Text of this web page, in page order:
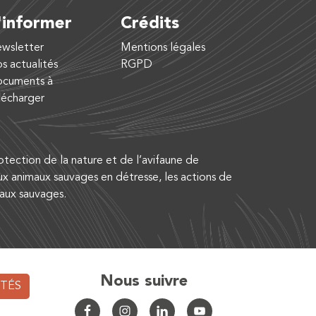
actualités
à
Crédits
Mentions légales
RGPD
de la nature et de l’avifaune de
animaux sauvages en détresse, les actions de
sauvages.
Nous suivre